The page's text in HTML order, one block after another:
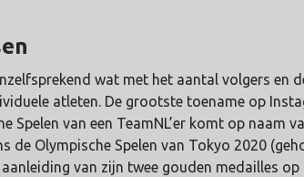
wat met het aantal volgers en
atleten. De grootste toename op
Spelen van een TeamNL’er komt op naam
de Olympische Spelen van Tokyo 2020
van zijn twee gouden medailles